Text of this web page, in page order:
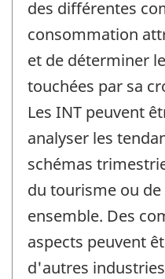
des différentes
consommation
et de déterminer
touchées par sa
Les INT peuvent
analyser les
schémas
du tourisme ou
ensemble. Des
aspects peuvent
d'autres